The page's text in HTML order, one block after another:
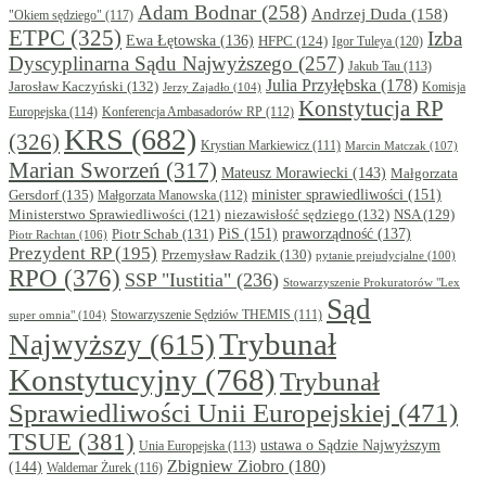
"Okiem sędziego" (117) Adam Bodnar(258) Andrzej Duda (158)
ETPC (325) Ewa Łętowska (136) HFPC (124) Igor Tuleya (120) Izba
Dyscyplinarna Sądu Najwyższego (257) Jakub Tau (113)
Jarosław Kaczyński (132) Jerzy Zajadło (104) Julia Przyłębska (178) Komisja
Europejska (114) Konferencja Ambasadorów RP (112) Konstytucja RP
(326) KRS (682) Krystian Markiewicz (111) Marcin Matczak (107)
Marian Sworzeń (317) Mateusz Morawiecki (143) Małgorzata
Gersdorf(135) Małgorzata Manowska (112) minister sprawiedliwości (151)
Ministerstwo Sprawiedliwości (121) niezawisłość sędziego (132) NSA(129)
Piotr Rachtan (106) Piotr Schab (131) PiS (151) praworządność (137)
Prezydent RP(195) Przemysław Radzik (130) pytanie prejudycjalne (100)
RPO (376) SSP "Iustitia" (236) Stowarzyszenie Prokuratorów "Lex
super omnia" (104) Stowarzyszenie Sędziów THEMIS (111) Sąd
Najwyższy (615)Trybunał
Konstytucyjny (768)Trybunał
Sprawiedliwości Unii Europejskiej (471)
TSUE (381) Unia Europejska (113) ustawa o Sądzie Najwyższym
(144) Waldemar Żurek (116) Zbigniew Ziobro (180)